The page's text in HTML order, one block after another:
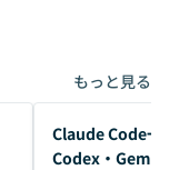
もっと見る
開催前
Claude Code一
Codex・